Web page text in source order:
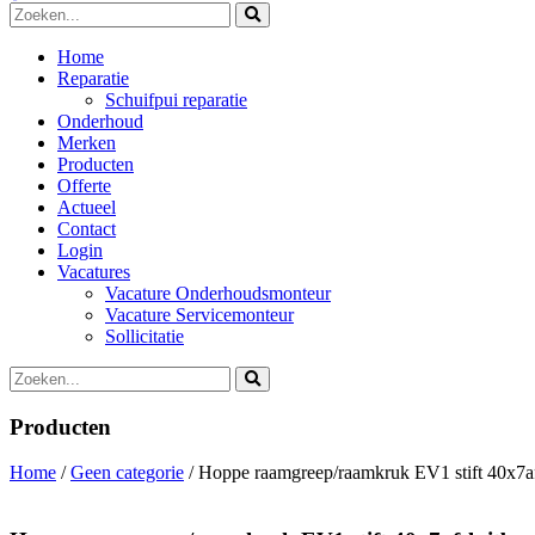
Home
Reparatie
Schuifpui reparatie
Onderhoud
Merken
Producten
Offerte
Actueel
Contact
Login
Vacatures
Vacature Onderhoudsmonteur
Vacature Servicemonteur
Sollicitatie
Producten
Home /Geen categorie / Hoppe raamgreep/raamkruk EV1 stift